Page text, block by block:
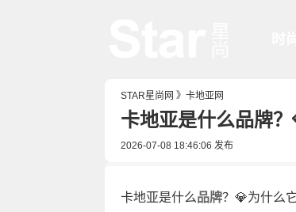
STAR星尚网 》 卡地亚网
卡地亚是什么品牌
2026-07-08 18:46:06 发布
卡地亚是什么品牌？💎为什么